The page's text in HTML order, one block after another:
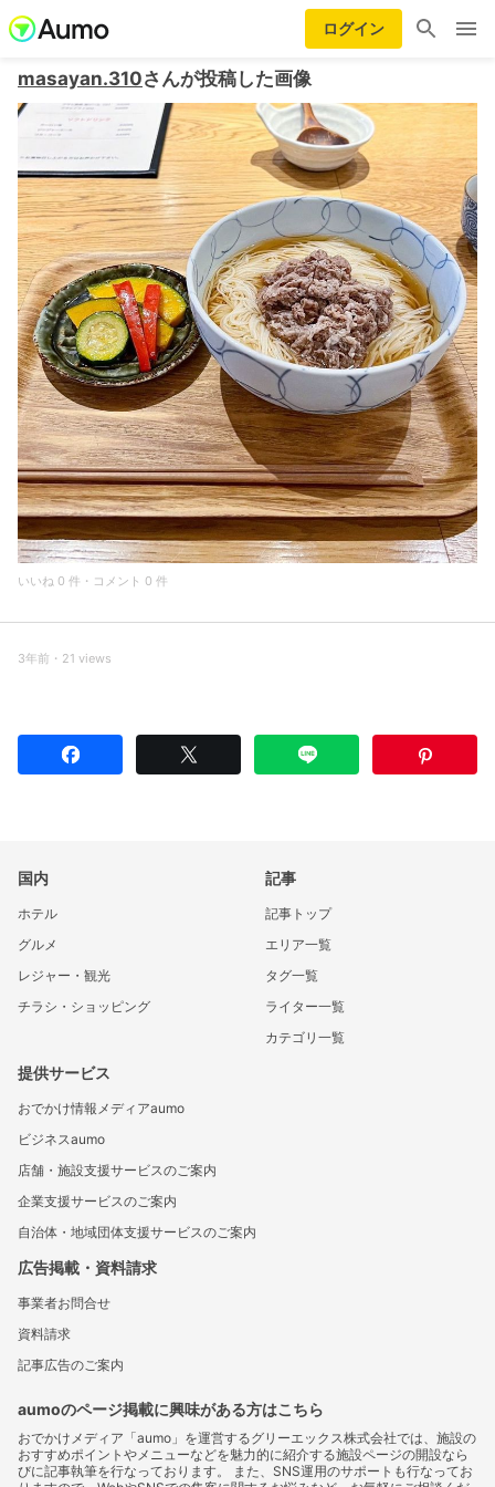
ログイン
masayan.310さんが投稿した画像
いいね 0 件・コメント 0 件
3年前・21 views
国内
ホテル
グルメ
レジャー・観光
チラシ・ショッピング
記事
記事トップ
エリア一覧
タグ一覧
ライター一覧
カテゴリ一覧
提供サービス
おでかけ情報メディアaumo
ビジネスaumo
店舗・施設支援サービスのご案内
企業支援サービスのご案内
自治体・地域団体支援サービスのご案内
広告掲載・資料請求
事業者お問合せ
資料請求
記事広告のご案内
aumoのページ掲載に興味がある方はこちら
おでかけメディア「aumo」を運営するグリーエックス株式会社では、施設の
おすすめポイントやメニューなどを魅力的に紹介する施設ページの開設なら
びに記事執筆を行なっております。 また、SNS運用のサポートも行なってお